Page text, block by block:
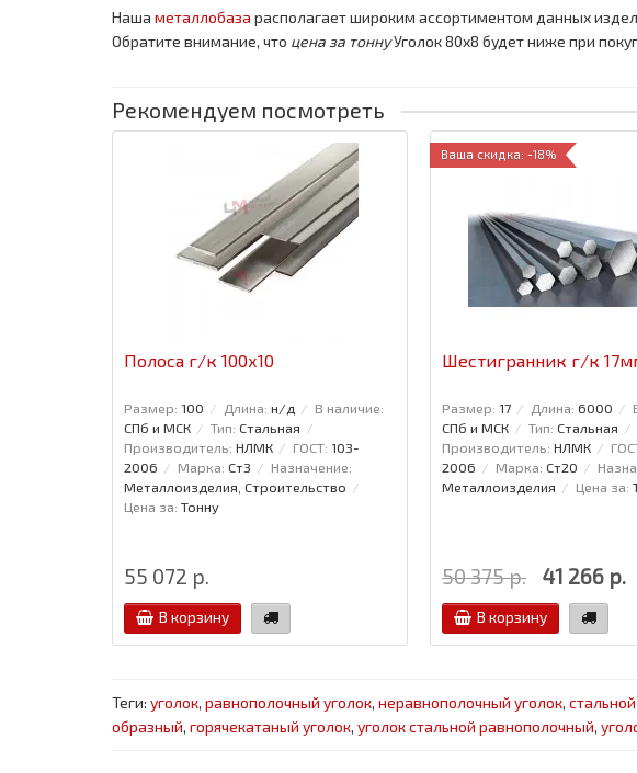
Наша металлобаза располагает широким ассортиментом данных
Обратите внимание, что цена за тоннуУголок 80x8 будет ниже при
Рекомендуем посмотреть
Полоса г/к 100x10
Размер: 100 Длина: н/д
В наличие:
СПб и МСК
Тип: Стальная
Производитель: НЛМК ГОСТ: 103-
2006
Марка: Ст3
Назначение:
Металлоизделия, Строительство
Цена за: Тонну
55 072 р.
В корзину
Ваша скидка: -18%
Шестигранник г/к
Размер: 17 Длина: 6000
СПб и МСК
Тип: Стальная
Производитель: НЛМК
2006
Марка: Ст20
Металлоизделия
Цена за:
50 375 р. 41 266 р.
В корзину
Теги: уголок, равнополочный уголок, неравнополочный уголок,
образный, горячекатаный уголок, уголок стальной равнополочный,